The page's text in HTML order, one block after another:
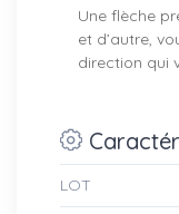
Une flèche
et d’autre,
direction qui
LOT